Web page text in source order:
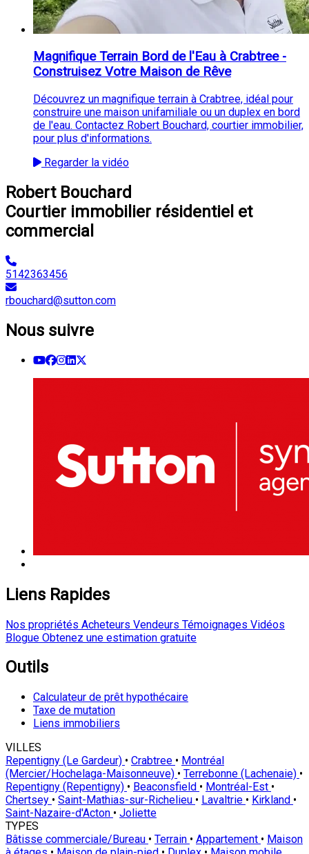
Magnifique Terrain Bord de l'Eau à Crabtree -
Construisez Votre Maison de Rêve
Découvrez un magnifique terrain à Crabtree, idéal pour
construire une maison unifamiliale ou un duplex en bord
de l'eau. Contactez Robert Bouchard, courtier immobilier,
pour plus d'informations.
Regarder la vidéo
Robert Bouchard
Courtier immobilier résidentiel et
commercial
5142363456
rbouchard@sutton.com
Nous suivre
Liens Rapides
Nos propriétés Acheteurs Vendeurs Témoignages Vidéos
Blogue Obtenez une estimation gratuite
Outils
Calculateur de prêt hypothécaire
Taxe de mutation
Liens immobiliers
VILLES
Repentigny (Le Gardeur) • Crabtree • Montréal
(Mercier/Hochelaga-Maisonneuve) • Terrebonne (Lachenaie) •
Repentigny (Repentigny) • Beaconsfield • Montréal-Est •
Chertsey • Saint-Mathias-sur-Richelieu • Lavaltrie • Kirkland •
Saint-Nazaire-d'Acton • Joliette
TYPES
Bâtisse commerciale/Bureau • Terrain • Appartement • Maison